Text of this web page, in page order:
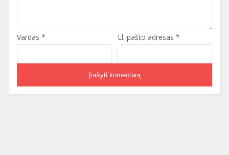
Vardas * El. pašto adresas *